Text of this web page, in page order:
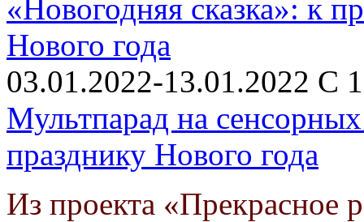
03.01.2022-13.01.2022 С
Мультпарад на
празднику Нового года
Из проекта «Прекрасное